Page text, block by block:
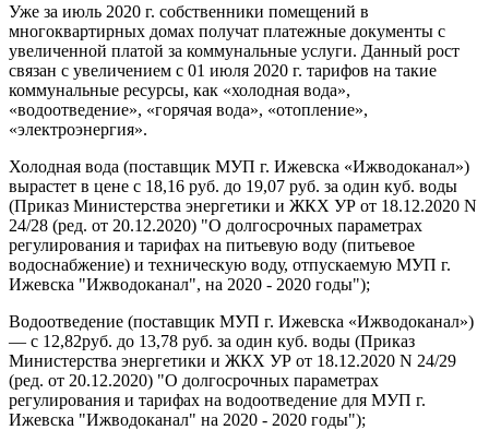
Уже за июль 2020 г. собственники помещений в
многоквартирных домах получат платежные документы с
увеличенной платой за коммунальные услуги. Данный рост
связан с увеличением с 01 июля 2020 г. тарифов на такие
коммунальные ресурсы, как «холодная вода»,
«водоотведение», «горячая вода», «отопление»,
«электроэнергия».
Холодная вода (поставщик МУП г. Ижевска «Ижводоканал»)
вырастет в цене с 18,16 руб. до 19,07 руб. за один куб. воды
(Приказ Министерства энергетики и ЖКХ УР от 18.12.2020 N
24/28 (ред. от 20.12.2020) "О долгосрочных параметрах
регулирования и тарифах на питьевую воду (питьевое
водоснабжение) и техническую воду, отпускаемую МУП г.
Ижевска "Ижводоканал", на 2020 - 2020 годы");
Водоотведение (поставщик МУП г. Ижевска «Ижводоканал»)
— с 12,82руб. до 13,78 руб. за один куб. воды (Приказ
Министерства энергетики и ЖКХ УР от 18.12.2020 N 24/29
(ред. от 20.12.2020) "О долгосрочных параметрах
регулирования и тарифах на водоотведение для МУП г.
Ижевска "Ижводоканал" на 2020 - 2020 годы");